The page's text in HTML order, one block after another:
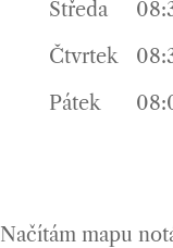
Středa
Čtvrtek
Pátek
Načítám mapu